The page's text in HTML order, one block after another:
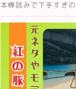
本棒読みで下手すぎの